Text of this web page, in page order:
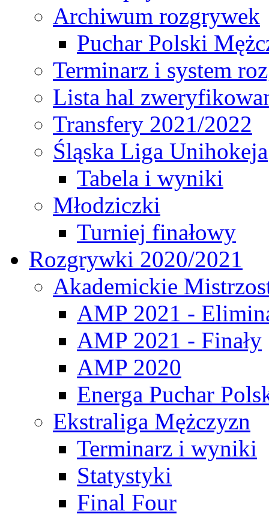
Archiwum rozgrywek
Puchar Polski
Terminarz i system
Lista hal
Transfery 2021/2022
Śląska Liga Unihokeja
Tabela i wyniki
Młodziczki
Turniej finałowy
Rozgrywki 2020/2021
Akademickie
AMP 2021 -
AMP 2021 - Finały
AMP 2020
Energa Puchar
Ekstraliga Mężczyzn
Terminarz i wyniki
Statystyki
Final Four